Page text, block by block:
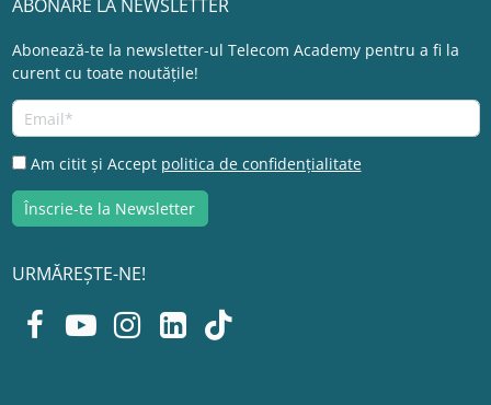
ABONARE LA NEWSLETTER
Abonează-te la newsletter-ul Telecom Academy pentru a fi la
curent cu toate noutățile!
Am citit și Accept politica de confidențialitate
URMĂREȘTE-NE!